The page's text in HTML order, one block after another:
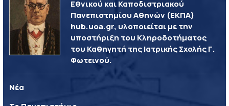
Εθνικού και Καποδιστριακού
Πανεπιστημίου Αθηνών (ΕΚΠΑ)
hub.uoa.gr, υλοποιείται με την
υποστήριξη του Κληροδοτήματος
του Καθηγητή της Ιατρικής Σχολής Γ.
Φωτεινού.
Νέα